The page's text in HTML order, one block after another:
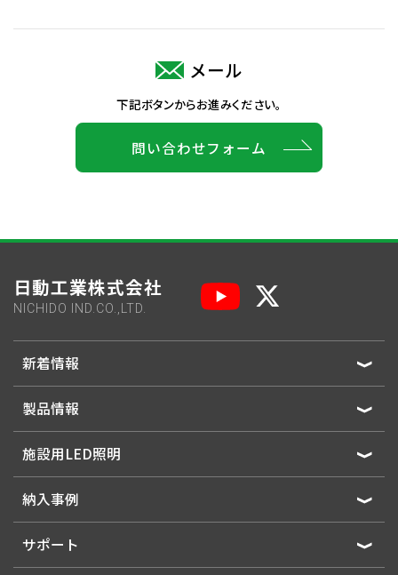
メール
下記ボタンからお進みください。
問い合わせフォーム
日動工業株式会社
NICHIDO IND.CO.,LTD.
新着情報
製品情報
施設用LED照明
納入事例
サポート